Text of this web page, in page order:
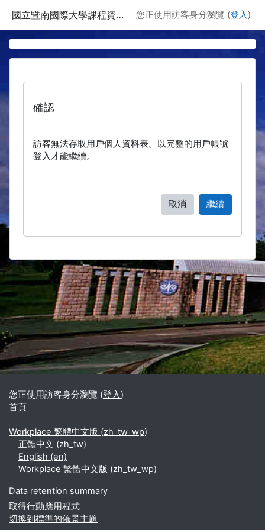
國立暨南國際大學課程資訊網 您正使用訪客身分瀏覽 (登入 )
確認
訪客無法存取用戶個人資料表。以完整的用戶帳號
登入才能繼續。
取消 繼續
區塊
補充內容區塊
您正使用訪客身分瀏覽 (登入)
首頁
Workplace 繁體中文版 ‎(zh_tw_wp)‎
正體中文 ‎(zh_tw)‎
English ‎(en)‎
Workplace 繁體中文版 ‎(zh_tw_wp)‎
Data retention summary
取得行動應用程式
切換到標準的佈景主題